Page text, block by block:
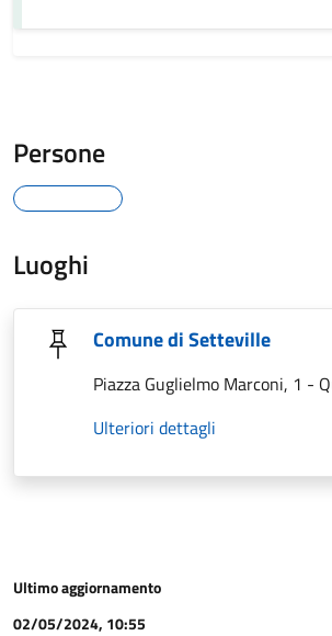
Persone
Luoghi
Comune di Setteville
Piazza Guglielmo Marconi, 1 -
Ulteriori dettagli
Ultimo aggiornamento
02/05/2024, 10:55